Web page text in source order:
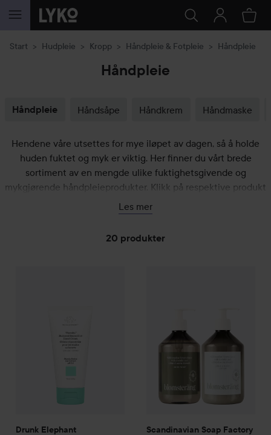
GÅ TIL INNHOLD
Start Hudpleie Kropp Håndpleie & Fotpleie Håndpleie
Håndpleie
Håndpleie Håndsåpe Håndkrem Håndmaske
Hendene våre utsettes for mye iløpet av dagen, så å holde
huden fuktet og myk er viktig. Her finner du vårt brede
sortiment av en mengde ulike fuktighetsgivende og
mykgjørende håndpleieprodukter. Klikk på respektive produkt
og les mer om de ulike egenskapene og duftvariantene for å
finne din favoritt. Påfør når som helst gjennom dagen og
Les mer
20 produkter
Drunk Elephant Scandinavian Soap Factory